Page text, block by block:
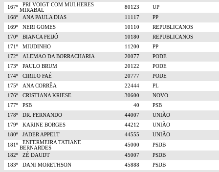
167º
PRI VOIGT COM MULHERES
MIRABAL
80123
UP
168º
ANA PAULA DIAS 11117
PP
169º
NERI GOMES 10110
REPUBLICANOS
170º
BIANCA FEIJÓ 10180
REPUBLICANOS
171º
MIUDINHO 11200
PP
172º
ALEMAO DA BORRACHARIA 20077
PODE
173º
PAULO BRUM 20122
PODE
174º
CIRILO FAÉ 20777
PODE
175º
ANA CORRÊA 22444
PL
176º
CRISTIANA KRIESE 30600
NOVO
177º
PSB 40
PSB
178º
DR. FERNANDO 44007
UNIÃO
179º
KARINE BORGES 44212
UNIÃO
180º
JADER APPELT 44555
UNIÃO
181º
ENFERMEIRA TATIANE
BERNARDES
45000
PSDB
182º
ZÉ DAUDT 45007
PSDB
183º
DANI MORETHSON 45888
PSDB